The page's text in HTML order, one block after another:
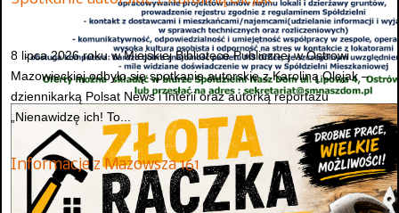
8 lipca 2026 roku w Miejskiej Bibliotece Publicznej w Ostrowi
Mazowieckiej odbyło się spotkanie autorskie z Karoliną Olejak –
dziennikarką Polsat News i Interii oraz autorką reportażu
„Nienawidzę ich! To...
Informacje z Mazowsza 161